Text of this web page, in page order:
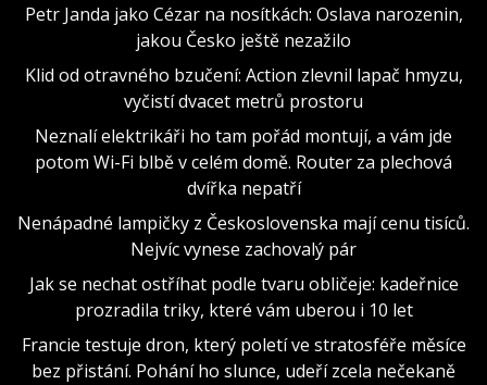
Petr Janda jako Cézar na nosítkách: Oslava narozenin,
jakou Česko ještě nezažilo
Klid od otravného bzučení: Action zlevnil lapač hmyzu,
vyčistí dvacet metrů prostoru
Neznalí elektrikáři ho tam pořád montují, a vám jde
potom Wi-Fi blbě v celém domě. Router za plechová
dvířka nepatří
Nenápadné lampičky z Československa mají cenu tisíců.
Nejvíc vynese zachovalý pár
Jak se nechat ostříhat podle tvaru obličeje: kadeřnice
prozradila triky, které vám uberou i 10 let
Francie testuje dron, který poletí ve stratosféře měsíce
bez přistání. Pohání ho slunce, udeří zcela nečekaně